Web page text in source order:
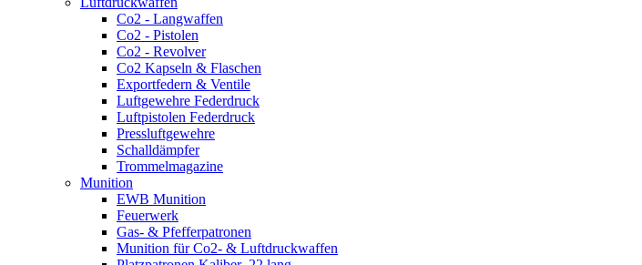
Co2 - Langwaffen
Co2 - Pistolen
Co2 - Revolver
Co2 Kapseln & Flaschen
Exportfedern & Ventile
Luftgewehre Federdruck
Luftpistolen Federdruck
Pressluftgewehre
Schalldämpfer
Trommelmagazine
Munition
EWB Munition
Feuerwerk
Gas- & Pfefferpatronen
Munition für Co2- & Luftdruckwaffen